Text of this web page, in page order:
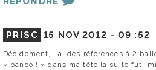
PRISC 15 NOV 2012 -09 :52
Décidément, j’ai des références à 2
« banco ! » dans ma tête la suite fut